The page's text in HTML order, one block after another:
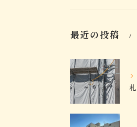
最近の投稿